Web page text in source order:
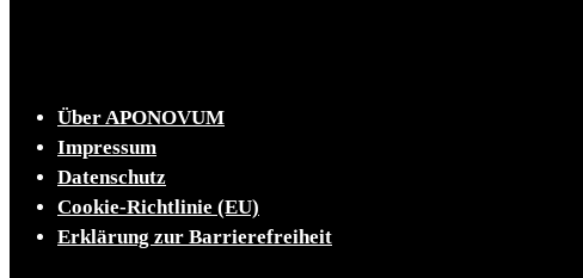
Über APONOVUM
Impressum
Datenschutz
Cookie-Richtlinie (EU)
Erklärung zur Barrierefreiheit